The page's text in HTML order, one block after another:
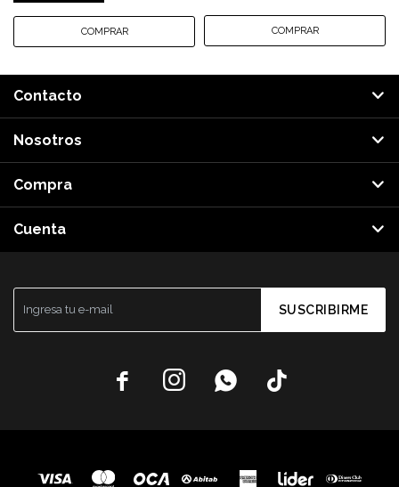
SUSCRIBIRME
   
Contacto
Nosotros
Compra
Cuenta